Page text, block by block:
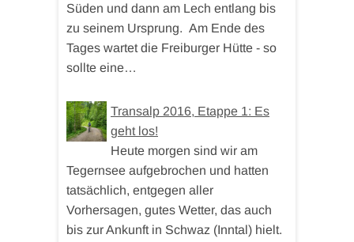
Süden und dann am Lech entlang bis
zu seinem Ursprung. Am Ende des
Tages wartet die Freiburger Hütte - so
sollte eine…
Transalp 2016, Etappe 1: Es
geht los!
Heute morgen sind wir am
Tegernsee aufgebrochen und hatten
tatsächlich, entgegen aller
Vorhersagen, gutes Wetter, das auch
bis zur Ankunft in Schwaz (Inntal) hielt.